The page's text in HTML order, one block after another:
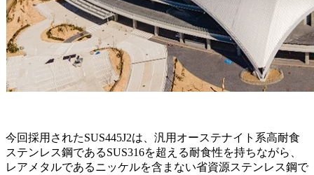
今回採用されたSUS445J2は、汎用オーステナイト系高耐食
ステンレス鋼であるSUS316を超える耐食性を持ちながら、
レアメタルであるニッケルを含まない省資源ステンレス鋼で